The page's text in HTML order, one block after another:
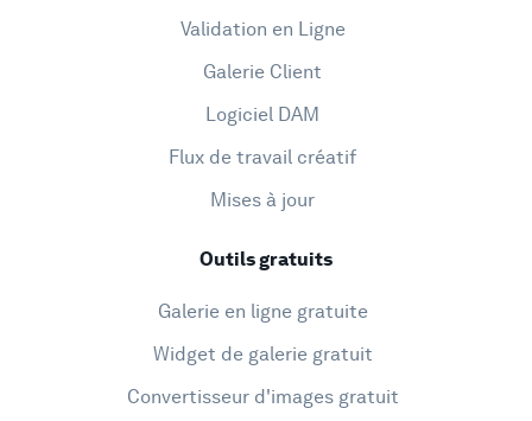
Validation en Ligne
Galerie Client
Logiciel DAM
Flux de travail créatif
Mises à jour
Outils gratuits
Galerie en ligne gratuite
Widget de galerie gratuit
Convertisseur d'images gratuit